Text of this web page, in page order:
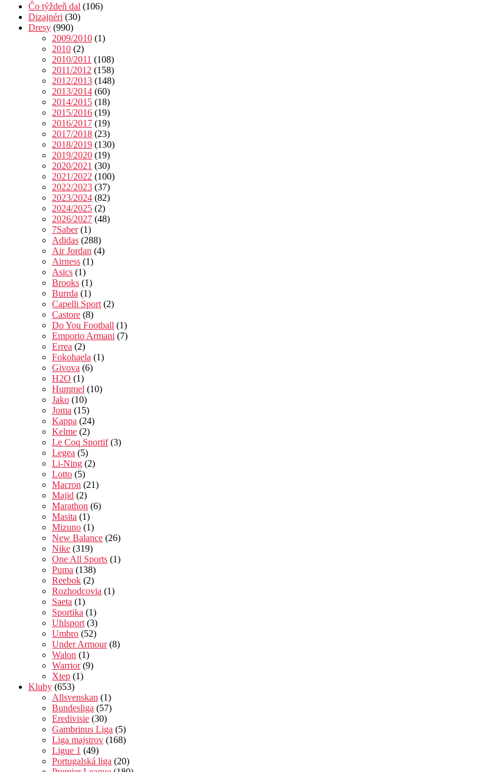
Čo týždeň dal (106)
Dizajnéri (30)
Dresy (990)
2009/2010 (1)
2010 (2)
2010/2011 (108)
2011/2012 (158)
2012/2013 (148)
2013/2014 (60)
2014/2015 (18)
2015/2016 (19)
2016/2017 (19)
2017/2018 (23)
2018/2019 (130)
2019/2020 (19)
2020/2021 (30)
2021/2022 (100)
2022/2023 (37)
2023/2024 (82)
2024/2025 (2)
2026/2027 (48)
7Saber(1)
Adidas (288)
Air Jordan (4)
Airness (1)
Asics (1)
Brooks (1)
Burrda (1)
Capelli Sport (2)
Castore (8)
Do You Football (1)
Emporio Armani (7)
Errea (2)
Fokohaela (1)
Givova (6)
H2O (1)
Hummel (10)
Jako (10)
Joma (15)
Kappa (24)
Kelme (2)
Le Coq Sportif(3)
Legea (5)
Li-Ning (2)
Lotto (5)
Macron (21)
Majid (2)
Marathon (6)
Masita (1)
Mizuno (1)
New Balance (26)
Nike (319)
One All Sports (1)
Puma (138)
Reebok (2)
Rozhodcovia (1)
Saeta (1)
Sportika (1)
Uhlsport (3)
Umbro (52)
Under Armour(8)
Walon (1)
Warrior(9)
Xtep (1)
Kluby (653)
Allsvenskan (1)
Bundesliga (57)
Eredivisie (30)
Gambrinus Liga (5)
Liga majstrov (168)
Ligue 1 (49)
Portugalská liga (20)